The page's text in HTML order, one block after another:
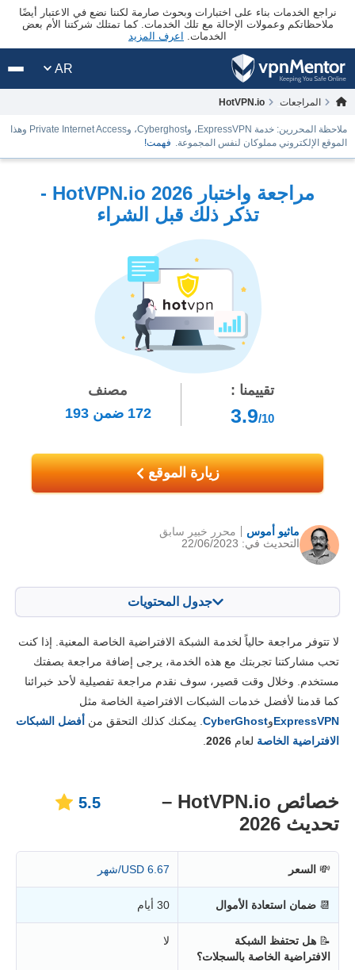
نراجع الخدمات بناء على اختبارات وبحوث صارمة لكننا نضع في الاعتبار أيضًا
ملاحظاتكم وعمولات الإحالة مع تلك الخدمات. كما تمتلك شركتنا الأم بعض
الخدمات. اعرف المزيد
AR
المراجعات HotVPN.io
ملاحظة المحررين: خدمة ExpressVPN، وCyberghost، وPrivate Internet Access وهذا
الموقع الإلكتروني مملوكان لنفس المجموعة. فهمت!
مراجعة واختبار HotVPN.io 2026 -
تذكر ذلك قبل الشراء
تقييمنا :
3.9/10
مصنف
172 ضمن193
زيارة الموقع
ماثيو أموس
التحديث في: 22/06/2023
محرر خبير سابق
جدول المحتويات
الخصائص الرئيسية
التثبيت والتطبيقات 5.3
المصداقية والدعم 3.3
لا تتوفر مراجعة حالياً لخدمة الشبكة الافتراضية الخاصة المعنية. إذا كنت
تحب مشاركتنا تجربتك مع هذه الخدمة، يرجى إضافة مراجعة بصفتك
مستخدم. وخلال وقت قصير، سوف نقدم مراجعة تفصيلية لأحد خبرائنا
كما قدمنا لأفضل خدمات الشبكات الافتراضية الخاصة مثل
ExpressVPNوCyberGhost. يمكنك كذلك التحقق من أفضل الشبكات
الافتراضية الخاصة لعام 2026
.
خصائص HotVPN.io –
تحديث 2026
5.5
💸 السعر 6.67 USD/شهر
📆 ضمان استعادة الأموال 30 أيام
📝 هل تحتفظ الشبكة
الافتراضية الخاصة بالسجلات؟
لا